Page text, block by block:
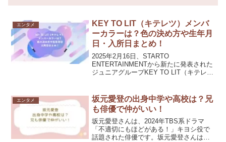
エンタメ
KEY TO LIT（キテレツ）メンバ
ーカラーは？色の決め方や生年月
日・入所日まとめ！
2025年2月16日、STARTO
ENTERTAINMENTから新たに発表された
ジュニアグループKEY TO LIT（キテレ
歩を踏み出しました。新グループKEY
T...
エンタメ
坂元愛登の出身中学や高校は？兄
も俳優で仲がいい！
坂元愛登さんは、2024年TBS系ドラマ
「不適切にもほどがある！」キヨシ役で
話題された俳優です。坂元愛登さんはそ